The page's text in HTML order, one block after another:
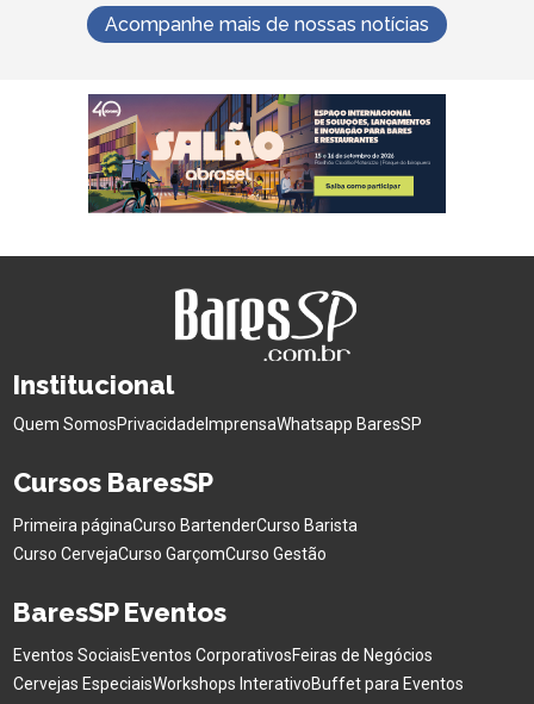
Acompanhe mais de nossas notícias
Institucional
Quem SomosPrivacidade ImprensaWhatsapp BaresSP
Cursos BaresSP
Primeira páginaCurso BartenderCurso Barista
Curso CervejaCurso GarçomCurso Gestão
BaresSP Eventos
Eventos SociaisEventos CorporativosFeiras de Negócios
Cervejas EspeciaisWorkshops InterativoBuffet para Eventos